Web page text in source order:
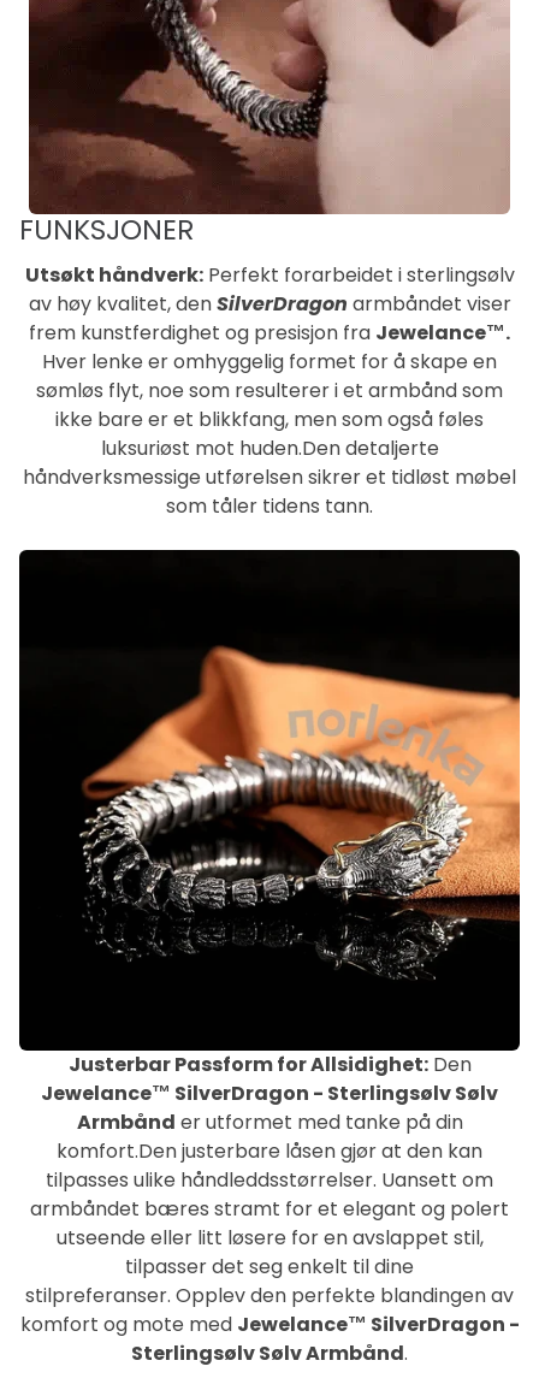
FUNKSJONER
Utsøkt håndverk:Perfekt forarbeidet i sterlingsølv
av høy kvalitet, denSilverDragon armbåndet viser
frem kunstferdighet og presisjon fra Jewelance™.
Hver lenke er omhyggelig formet for å skape en
sømløs flyt, noe som resulterer i et armbånd som
ikke bare er et blikkfang, men som også føles
luksuriøst mot huden.Den detaljerte
håndverksmessige utførelsen sikrer et tidløst møbel
som tåler tidens tann.
Justerbar Passform for Allsidighet:Den
Jewelance™ SilverDragon - Sterlingsølv Sølv
Armbånd er utformet med tanke på din
komfort.Den justerbare låsen gjør at den kan
tilpasses ulike håndleddsstørrelser. Uansett om
armbåndet bæres stramt for et elegant og polert
utseende eller litt løsere for en avslappet stil,
tilpasser det seg enkelt til dine
stilpreferanser. Opplev den perfekte blandingen av
komfort og mote med Jewelance™ SilverDragon -
Sterlingsølv Sølv Armbånd.